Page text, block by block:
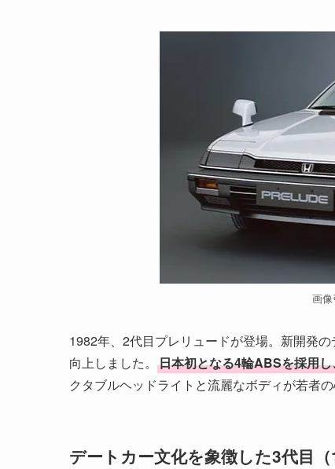
画像
1982年、2代目プレリュードが登場。新開発
向上しました。 日本初となる4輪ABSを採用
クタブルヘッドライトと流麗なボディが若者
デートカー文化を象徴した3代目（